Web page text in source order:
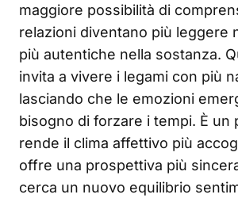
maggiore possibilità di
relazioni diventano più leggere
più autentiche nella sostanza.
invita a vivere i legami con più
lasciando che le emozioni
bisogno di forzare i tempi. È un
rende il clima affettivo più
offre una prospettiva più
cerca un nuovo equilibrio